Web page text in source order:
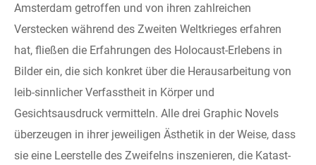
Amsterdam getroffen und von ihren zahlreichen
Verstecken während des Zweiten Weltkrieges erfahren
hat, fließen die Erfahrungen des Holocaust-Erlebens in
Bilder ein, die sich konkret über die Herausarbeitung von
leib-sinnlicher Verfasstheit in Körper und
Gesichtsausdruck vermitteln. Alle drei Graphic Novels
überzeugen in ihrer jeweiligen Ästhetik in der Weise, dass
sie eine Leerstelle des Zweifelns inszenieren, die Katast-